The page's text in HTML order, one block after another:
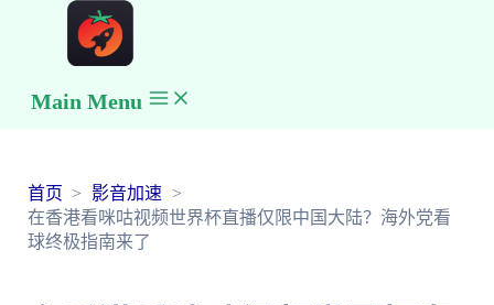
Main Menu
首页
影音加速
在香港看咪咕视频世界杯直播仅限中国大陆？海外党看
球终极指南来了